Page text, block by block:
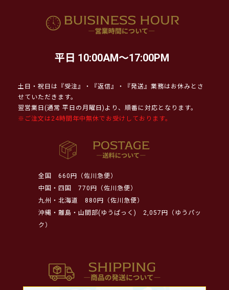
平日 10:00AM～17:00PM
土日・祝日は『受注』・『返信』・『発送』業務はお休みとさ
せていただきます。
翌営業日(通常 平日の月曜日)より、順番に対応となります。
※ご注文は24時間年中無休でお受けしております。
全国
660円（佐川急便）
中国・四国
770円（佐川急便）
九州・北海道
880円（佐川急便）
沖縄・離島・山間部(ゆうぱっく)
2,057円（ゆうパッ
ク）